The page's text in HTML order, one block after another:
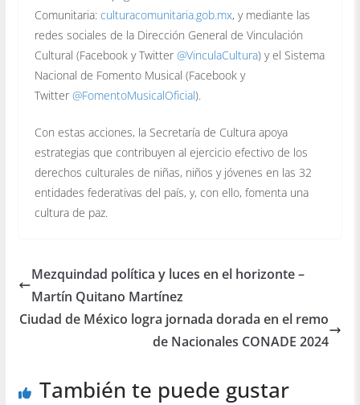
Comunitaria: culturacomunitaria.gob.mx, y mediante las
redes sociales de la Dirección General de Vinculación
Cultural (Facebook y Twitter @VinculaCultura) y el Sistema
Nacional de Fomento Musical (Facebook y
Twitter @FomentoMusicalOficial).
Con estas acciones, la Secretaría de Cultura apoya
estrategias que contribuyen al ejercicio efectivo de los
derechos culturales de niñas, niños y jóvenes en las 32
entidades federativas del país, y, con ello, fomenta una
cultura de paz.
Mezquindad política y luces en el horizonte –
Martín Quitano Martínez
Ciudad de México logra jornada dorada en el remo
de Nacionales CONADE 2024
También te puede gustar